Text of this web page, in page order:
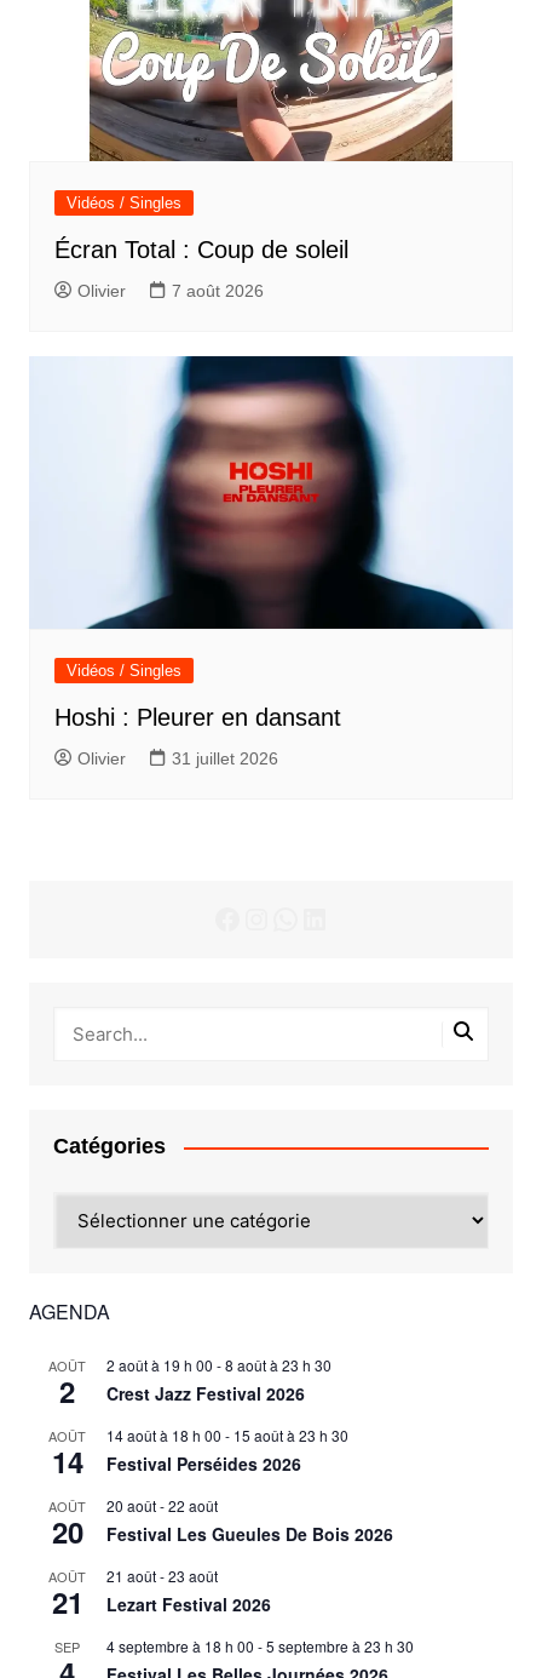
Vidéos / Singles
Écran Total : Coup de soleil
Olivier 7 août 2026
Vidéos / Singles
Hoshi : Pleurer en dansant
Olivier 31 juillet 2026
Catégories
AGENDA
AOÛT
2
2 août à 19 h 00 -8 août à 23 h 30
Crest Jazz Festival 2026
AOÛT
14
14 août à 18 h 00 - 15 août à 23 h 30
Festival Perséides 2026
AOÛT
20
20 août-22 août
Festival Les Gueules De Bois 2026
AOÛT
21
21 août-23 août
Lezart Festival 2026
SEP 4 septembre à 18 h 00 -5 septembre à 23 h 30